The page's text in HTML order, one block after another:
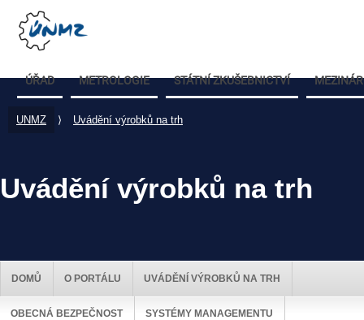
ÚŘAD METROLOGIE STÁTNÍ ZKUŠEBNICTVÍ
UNMZ ⟩ Uvádění výrobků na trh
Uvádění výrobků na trh
DOMŮ O PORTÁLU UVÁDĚNÍ VÝROBKŮ NA TRH
OBECNÁ BEZPEČNOST SYSTÉMY MANAGEMENTU